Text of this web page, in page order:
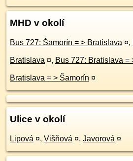
MHD v okolí
Bus 727: Šamorín = > Bratislava ¤,
Bratislava ¤,
Bratislava = > Šamorín ¤
Ulice v okolí
Lipová ¤, Višňová ¤, Javorová ¤